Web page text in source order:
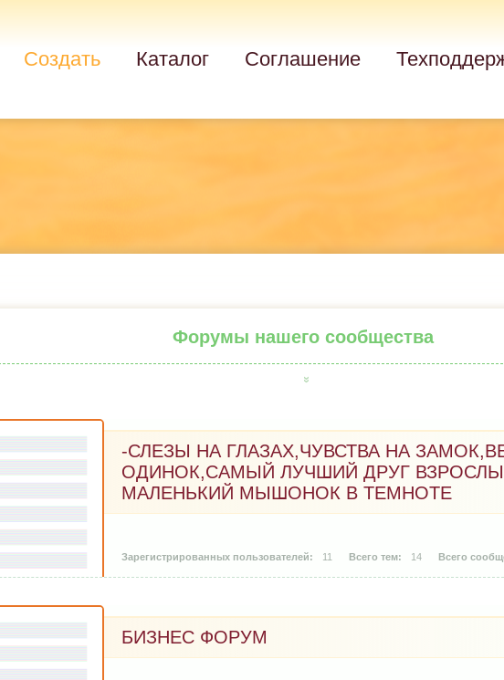
Создать Каталог Соглашение
Форумы нашего сообщества
-СЛЕЗЫ НА ГЛАЗАХ,ЧУВСТВА НА
ОДИНОК,САМЫЙ ЛУЧШИЙ ДРУГ
МАЛЕНЬКИЙ МЫШОНОК В ТЕМНОТЕ
11 14
БИЗНЕС ФОРУМ